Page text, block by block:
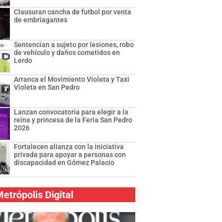
Clausuran cancha de futbol por venta
de embriagantes
Sentencian a sujeto por lesiones, robo
de vehículo y daños cometidos en
Lerdo
Arranca el Movimiento Violeta y Taxi
Violeta en San Pedro
Lanzan convocatoria para elegir a la
reina y princesa de la Feria San Pedro
2026
Fortalecen alianza con la iniciativa
privada para apoyar a personas con
discapacidad en Gómez Palacio
Digital